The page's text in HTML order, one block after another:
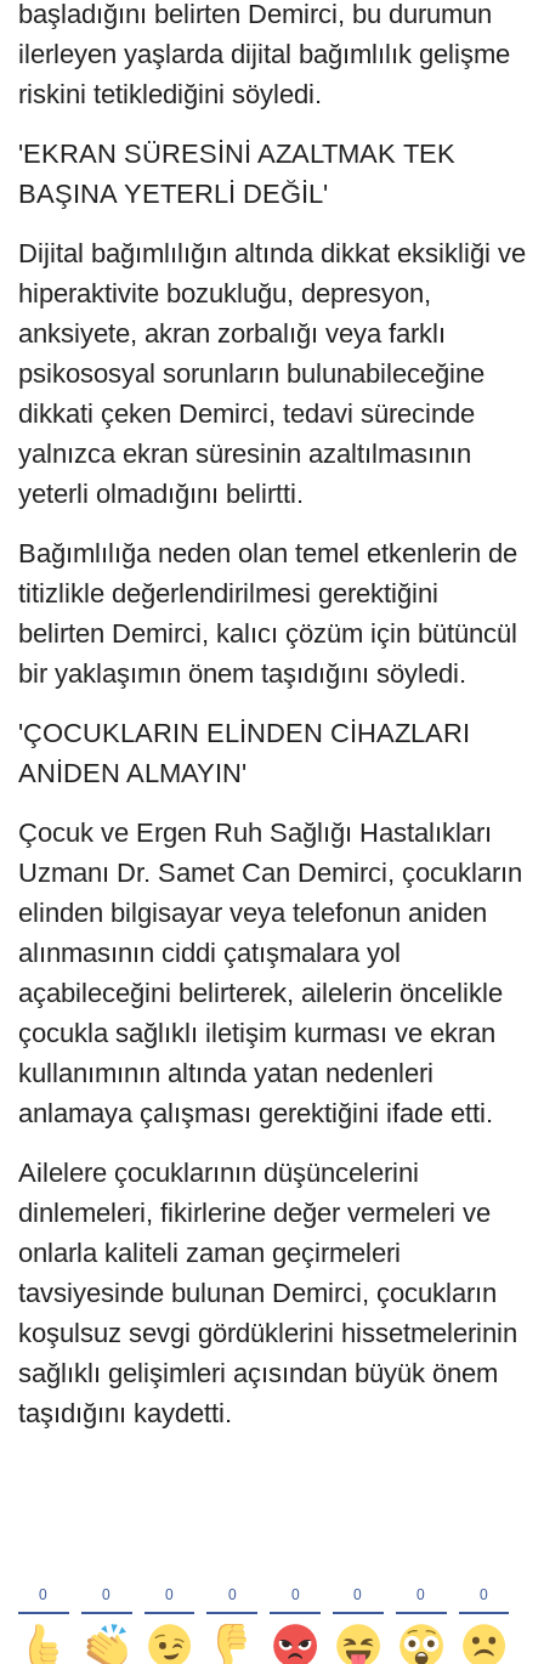
başladığını belirten Demirci, bu durumun
ilerleyen yaşlarda dijital bağımlılık gelişme
riskini tetiklediğini söyledi.
'EKRAN SÜRESİNİ AZALTMAK TEK
BAŞINA YETERLİ DEĞİL'
Dijital bağımlılığın altında dikkat eksikliği ve
hiperaktivite bozukluğu, depresyon,
anksiyete, akran zorbalığı veya farklı
psikososyal sorunların bulunabileceğine
dikkati çeken Demirci, tedavi sürecinde
yalnızca ekran süresinin azaltılmasının
yeterli olmadığını belirtti.
Bağımlılığa neden olan temel etkenlerin de
titizlikle değerlendirilmesi gerektiğini
belirten Demirci, kalıcı çözüm için bütüncül
bir yaklaşımın önem taşıdığını söyledi.
'ÇOCUKLARIN ELİNDEN CİHAZLARI
ANİDEN ALMAYIN'
Çocuk ve Ergen Ruh Sağlığı Hastalıkları
Uzmanı Dr. Samet Can Demirci, çocukların
elinden bilgisayar veya telefonun aniden
alınmasının ciddi çatışmalara yol
açabileceğini belirterek, ailelerin öncelikle
çocukla sağlıklı iletişim kurması ve ekran
kullanımının altında yatan nedenleri
anlamaya çalışması gerektiğini ifade etti.
Ailelere çocuklarının düşüncelerini
dinlemeleri, fikirlerine değer vermeleri ve
onlarla kaliteli zaman geçirmeleri
tavsiyesinde bulunan Demirci, çocukların
koşulsuz sevgi gördüklerini hissetmelerinin
sağlıklı gelişimleri açısından büyük önem
taşıdığını kaydetti.